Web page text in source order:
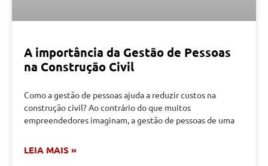
A importância da Gestão de Pessoas
na Construção Civil
Como a gestão de pessoas ajuda a reduzir custos na
construção civil? Ao contrário do que muitos
empreendedores imaginam, a gestão de pessoas de uma
LEIA MAIS »